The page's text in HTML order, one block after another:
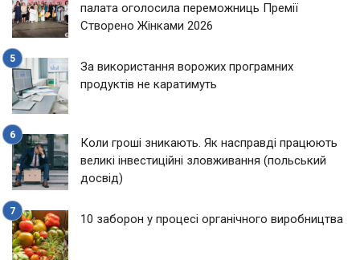
палата оголосила переможниць Премії
Створено Жінками 2026
За використання ворожих програмних
продуктів не каратимуть
Коли гроші зникають. Як насправді працюють
великі інвестиційні зловживання (польський
досвід)
10 заборон у процесі органічного виробництва